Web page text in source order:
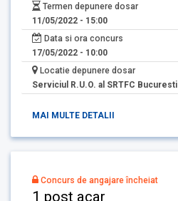
Termen depunere dosar
11/05/2022 - 15:00
Data si ora concurs
17/05/2022 - 10:00
Locatie depunere dosar
Serviciul R.U.O. al SRTFC Bucuresti
MAI MULTE DETALII
Concurs de angajare încheiat
1 post acar